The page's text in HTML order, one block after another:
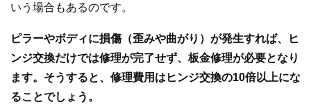
いう場合もあるのです。
ピラーやボディに損傷（歪みや曲がり）が発生すれば、ヒ
ンジ交換だけでは修理が完了せず、板金修理が必要となり
ます。そうすると、修理費用はヒンジ交換の10倍以上にな
ることでしょう。